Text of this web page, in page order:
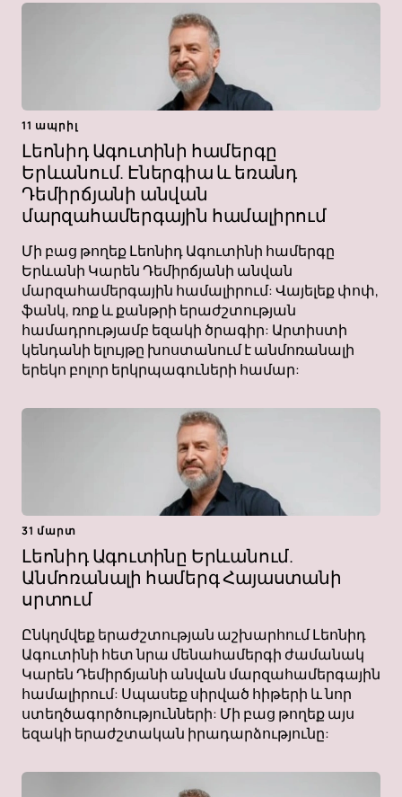
11 ապրիլ
Լեոնիդ Ագուտինի համերգը
Երևանում. Էներգիա և եռանդ
Դեմիրճյանի անվան
մարզահամերգային համալիրում
Մի բաց թողեք Լեոնիդ Ագուտինի համերգը
Երևանի Կարեն Դեմիրճյանի անվան
մարզահամերգային համալիրում: Վայելեք փոփ,
ֆանկ, ռոք և քանթրի երաժշտության
համադրությամբ եզակի ծրագիր: Արտիստի
կենդանի ելույթը խոստանում է անմոռանալի
երեկո բոլոր երկրպագուների համար:
31 մարտ
Լեոնիդ Ագուտինը Երևանում.
Անմոռանալի համերգ Հայաստանի
սրտում
Ընկղմվեք երաժշտության աշխարհում Լեոնիդ
Ագուտինի հետ նրա մենահամերգի ժամանակ
Կարեն Դեմիրճյանի անվան մարզահամերգային
համալիրում: Սպասեք սիրված հիթերի և նոր
ստեղծագործությունների: Մի բաց թողեք այս
եզակի երաժշտական ​​իրադարձությունը: